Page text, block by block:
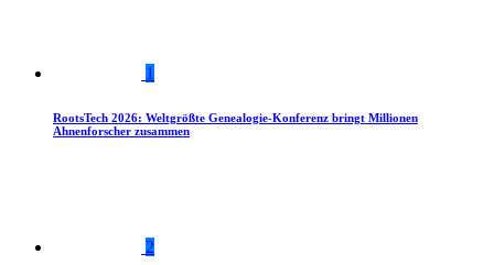
1
RootsTech 2026: Weltgrößte Genealogie-Konferenz bringt Millionen
Ahnenforscher zusammen
2